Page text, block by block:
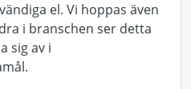
el. Vi hoppas även
i branschen ser detta
sig av i